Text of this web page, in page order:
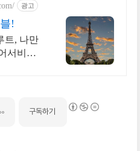
광고
!
트, 나만
서비스
구독하기